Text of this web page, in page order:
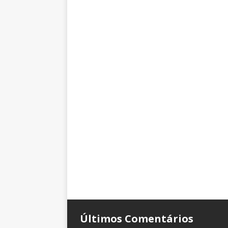
Últimos Comentários